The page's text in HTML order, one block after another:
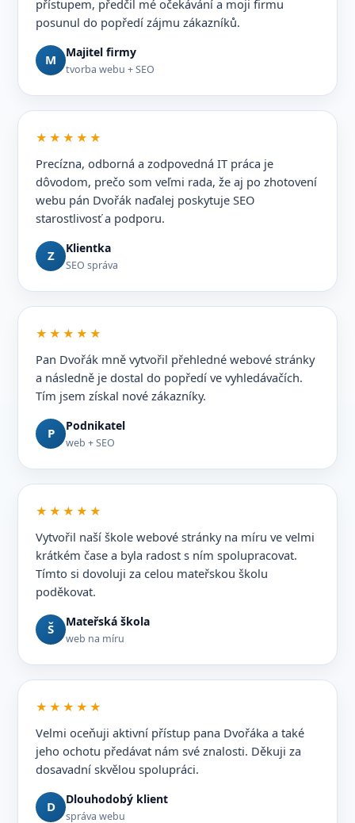
přístupem, předčil mé očekávání a moji firmu
posunul do popředí zájmu zákazníků.
M Majitel firmy
tvorba webu + SEO
★★★★★
Precízna, odborná a zodpovedná IT práca je
dôvodom, prečo som veľmi rada, že aj po zhotovení
webu pán Dvořák naďalej poskytuje SEO
starostlivosť a podporu.
Z Klientka
SEO správa
★★★★★
Pan Dvořák mně vytvořil přehledné webové stránky
a následně je dostal do popředí ve vyhledávačích.
Tím jsem získal nové zákazníky.
P Podnikatel
web + SEO
★★★★★
Vytvořil naší škole webové stránky na míru ve velmi
krátkém čase a byla radost s ním spolupracovat.
Tímto si dovoluji za celou mateřskou školu
poděkovat.
Š Mateřská škola
web na míru
★★★★★
Velmi oceňuji aktivní přístup pana Dvořáka a také
jeho ochotu předávat nám své znalosti. Děkuji za
dosavadní skvělou spolupráci.
D Dlouhodobý klient
správa webu